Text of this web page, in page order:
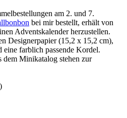
am 2. und 7.
bei mir bestellt, erhält von
Adventskalender herzustellen.
Designerpapier (15,2 x 15,2 cm),
farblich passende Kordel.
dem Minikatalog stehen zur